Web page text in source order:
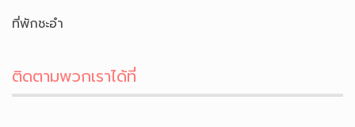
ที่พักชะอำ
ติดตามพวกเราได้ที่